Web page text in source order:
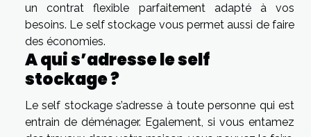
un contrat flexible parfaitement adapté à vos
besoins. Le self stockage vous permet aussi de faire
des économies.
A qui s’adresse le self
stockage ?
Le self stockage s’adresse à toute personne qui est
entrain de déménager. Egalement, si vous entamez